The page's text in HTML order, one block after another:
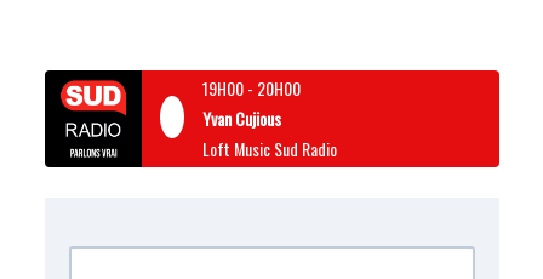
19H00- 20H00
Yvan Cujious
Loft Music Sud Radio